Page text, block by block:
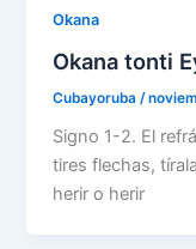
Okana
Okana tonti
Cubayoruba /
Signo 1-2. El
tires flechas,
herir o herir